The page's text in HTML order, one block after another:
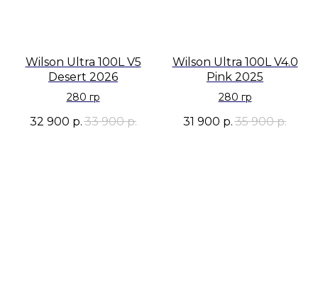
Wilson Ultra 100L V5
Desert 2026
280 гр
32 900 р.33 900 р.
Wilson Ultra 100L V4.0
Pink 2025
280 гр
31 900 р. 35 900 р.